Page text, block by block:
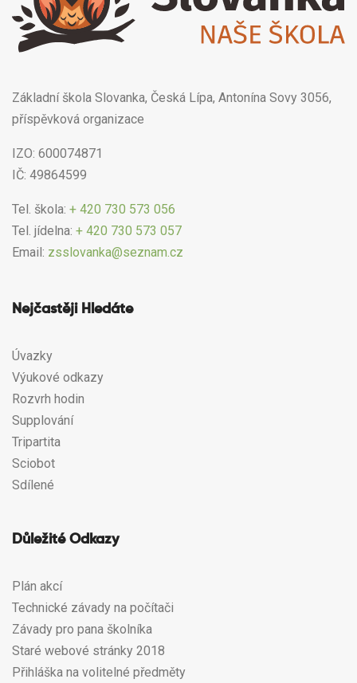
Základní škola Slovanka, Česká Lípa, Antonína Sovy 3056,
příspěvková organizace
IZO: 600074871
IČ: 49864599
Tel. škola: + 420 730 573 056
Tel. jídelna: + 420 730 573 057
Email: zsslovanka@seznam.cz
Nejčastěji Hledáte
Úvazky
Výukové odkazy
Rozvrh hodin
Supplování
Tripartita
Sciobot
Sdílené
Důležité Odkazy
Plán akcí
Technické závady na počítači
Závady pro pana školníka
Staré webové stránky 2018
Přihláška na volitelné předměty